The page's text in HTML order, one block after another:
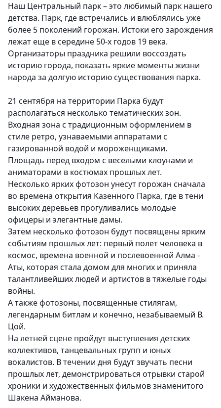
Наш Центральный парк – это любимый парк нашего
детства. Парк, где встречались и влюблялись уже
более 5 поколений горожан. Истоки его зарождения
лежат еще в середине 50-х годов 19 века.
Организаторы праздника решили воссоздать
историю города, показать яркие моменты жизни
народа за долгую историю существования парка.
21 сентября на территории Парка будут
располагаться несколько тематических зон.
Входная зона с традиционным оформлением в
стиле ретро, узнаваемыми аппаратами с
газированной водой и мороженщиками.
Площадь перед входом с веселыми клоунами и
аниматорами в костюмах прошлых лет.
Несколько ярких фотозон унесут горожан сначала
во времена открытия Казенного Парка, где в тени
высоких деревьев прогуливались молодые
офицеры и элегантные дамы.
Затем несколько фотозон будут посвящены ярким
событиям прошлых лет: первый полет человека в
космос, времена военной и послевоенной Алма -
Аты, которая стала домом для многих и приняла
талантливейших людей и артистов в тяжелые годы
войны.
А также фотозоны, посвященные стилягам,
легендарным битлам и конечно, незабываемый В.
Цой.
На летней сцене пройдут выступления детских
коллективов, танцевальных групп и юных
вокалистов. В течении дня будут звучать песни
прошлых лет, демонстрироваться отрывки старой
хроники и художественных фильмов знаменитого
Шакена Айманова.